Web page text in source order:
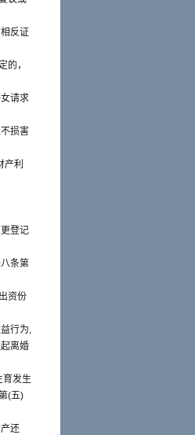
反证
的，
请求
损害
利
登记
条第
资份
行为,
离婚
育发生
(五)
还